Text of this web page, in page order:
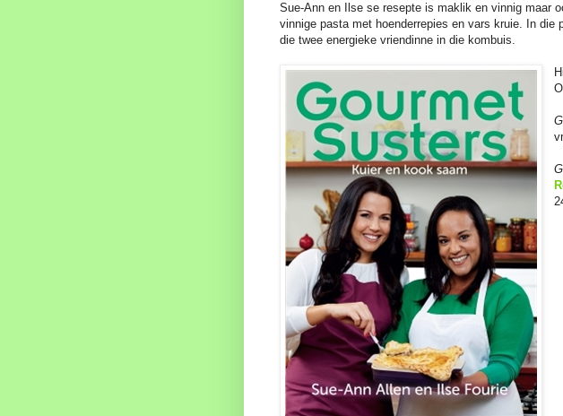
Sue-Ann en Ilse se resepte is maklik en vinnig maar
vinnige pasta met hoenderrepies en vars kruie. In die
die twee energieke vriendinne in die kombuis.